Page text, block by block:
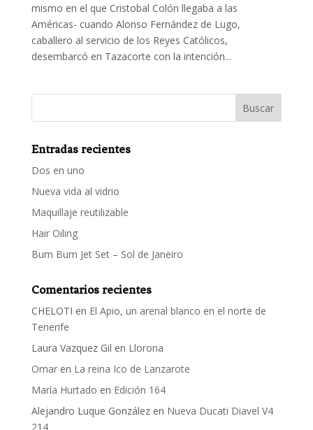
mismo en el que Cristobal Colón llegaba a las
Américas- cuando Alonso Fernández de Lugo,
caballero al servicio de los Reyes Católicos,
desembarcó en Tazacorte con la intención...
Entradas recientes
Dos en uno
Nueva vida al vidrio
Maquillaje reutilizable
Hair Oiling
Bum Bum Jet Set – Sol de Janeiro
Comentarios recientes
CHELOTI en El Apio, un arenal blanco en el norte de
Tenerife
Laura Vazquez Gil en Llorona
Omaren La reina Ico de Lanzarote
María Hurtado en Edición 164
Alejandro Luque Gonzálezen Nueva Ducati Diavel V4
214